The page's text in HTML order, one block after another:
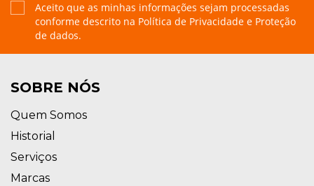
Aceito que as minhas informações sejam processadas
conforme descrito na Política de Privacidade e Proteção
de dados.
SOBRE NÓS
Quem Somos
Historial
Serviços
Marcas